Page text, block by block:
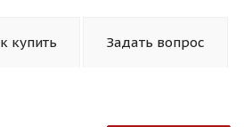
купить Задать вопрос